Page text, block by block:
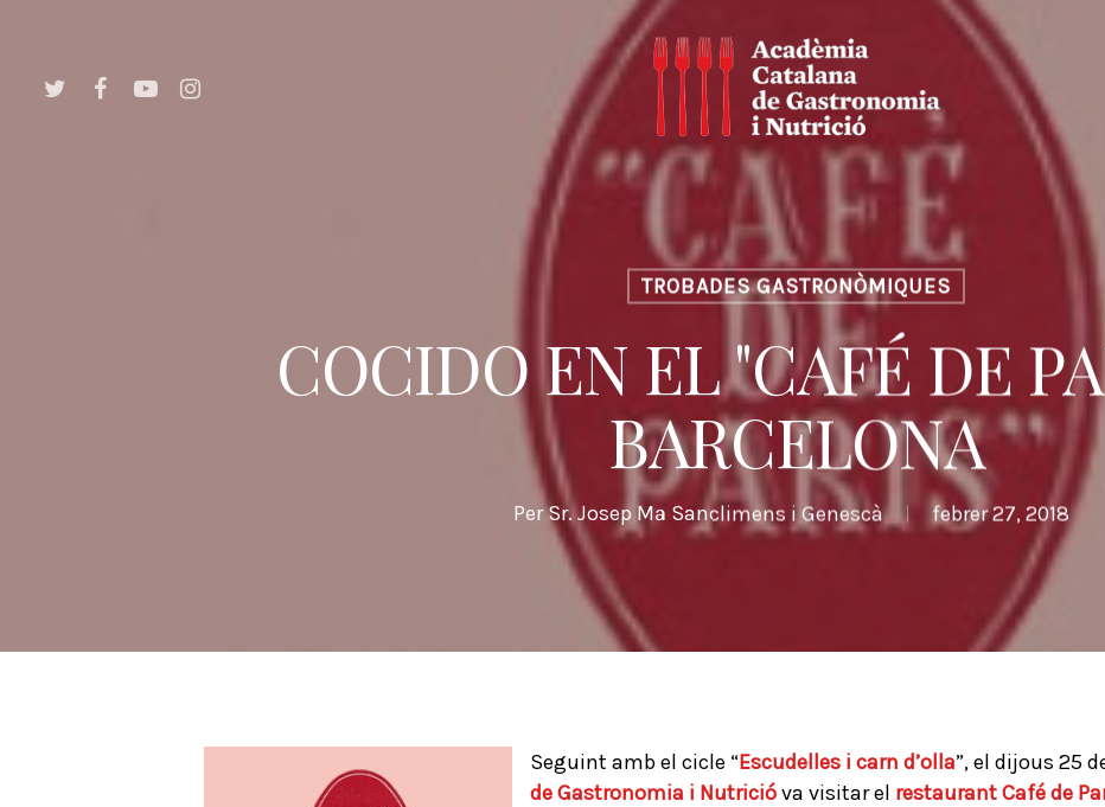
TROBADES GASTRONÒMIQUES
COCIDO EN EL "CAFÉ DE
BARCELONA
PerSr. Josep Mª Sanclimens i Genescà febrer 27, 2018
Seguint amb el cicle “Escudelles i carn d’olla”, el dijous 25
de Gastronomia i Nutricióva visitar el restaurant Café de